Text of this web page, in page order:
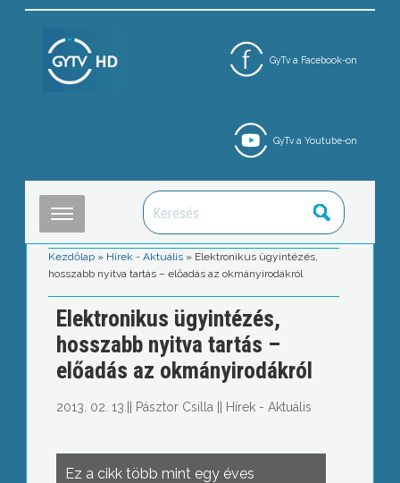
GyTv a Facebook-on
GyTv a Youtube-on
Kezdőlap » Hírek - Aktuális » Elektronikus ügyintézés,
hosszabb nyitva tartás – előadás az okmányirodákról
Elektronikus ügyintézés,
hosszabb nyitva tartás –
előadás az okmányirodákról
2013. 02. 13. Pásztor Csilla Hírek - Aktuális
Ez a cikk több mint egy éves